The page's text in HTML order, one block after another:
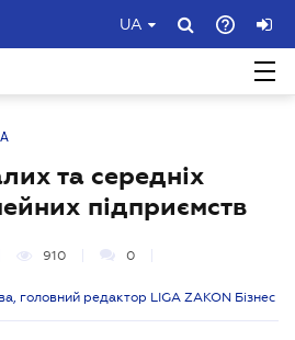
UA
та середніх
підприємств
910 0
головний редактор LIGA ZAKON Бізнес